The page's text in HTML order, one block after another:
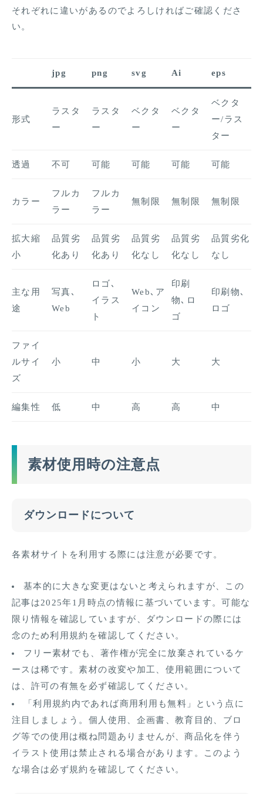
それぞれに違いがあるのでよろしければご確認くださ
い。
jpg png svg Ai eps
形式
ラスタ
ー
ラスタ
ー
ベクタ
ー
ベクタ
ー
ベクタ
ー/ラス
ター
透過 不可 可能 可能 可能 可能
カラー
フルカ
ラー
フルカ
ラー
無制限 無制限 無制限
拡大縮
小
品質劣
化あり
品質劣
化あり
品質劣
化なし
品質劣
化なし
品質劣化
なし
主な用
途
写真､
Web
ロゴ､
イラス
ト
Web､ア
イコン
印刷
物､ロ
ゴ
印刷物､
ロゴ
ファイ
ルサイ
ズ
小 中 小 大 大
編集性 低 中 高 高 中
素材使用時の注意点
ダウンロードについて
各素材サイトを利用する際には注意が必要です。
基本的に大きな変更はないと考えられますが、この
記事は2025年1月時点の情報に基づいています。可能な
限り情報を確認していますが、ダウンロードの際には
念のため利用規約を確認してください。
フリー素材でも、著作権が完全に放棄されているケ
ースは稀です。素材の改変や加工、使用範囲について
は、許可の有無を必ず確認してください。
「利用規約内であれば商用利用も無料」という点に
注目しましょう。個人使用、企画書、教育目的、ブロ
グ等での使用は概ね問題ありませんが、商品化を伴う
イラスト使用は禁止される場合があります。このよう
な場合は必ず規約を確認してください。